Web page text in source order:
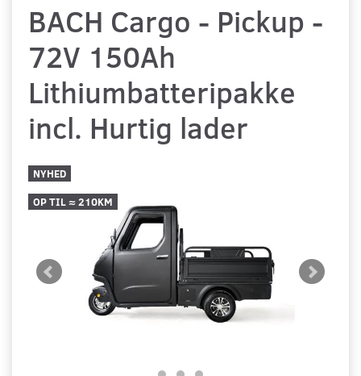
BACH Cargo - Pickup -
72V 150Ah
Lithiumbatteripakke
incl. Hurtig lader
NYHED
OP TIL ≈ 210KM